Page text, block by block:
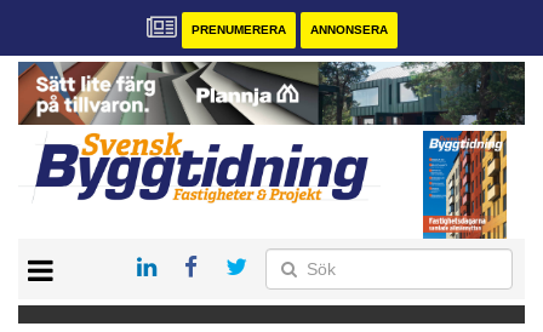
PRENUMERERA ANNONSERA